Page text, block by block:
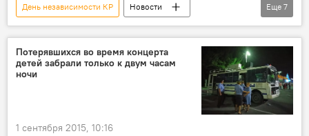
День независимости КР
Новости
Кыргызстан
миграция
Общество
посольство
Россия
Еще 7
Потерявшихся во время концерта
детей забрали только к двум часам
ночи
1 сентября 2015, 10:16